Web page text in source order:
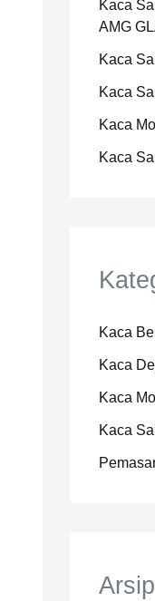
Kaca
AMG
Kaca
Kaca
Kaca
Kaca
Kaca
Kaca
Kaca
Kaca
Arsip